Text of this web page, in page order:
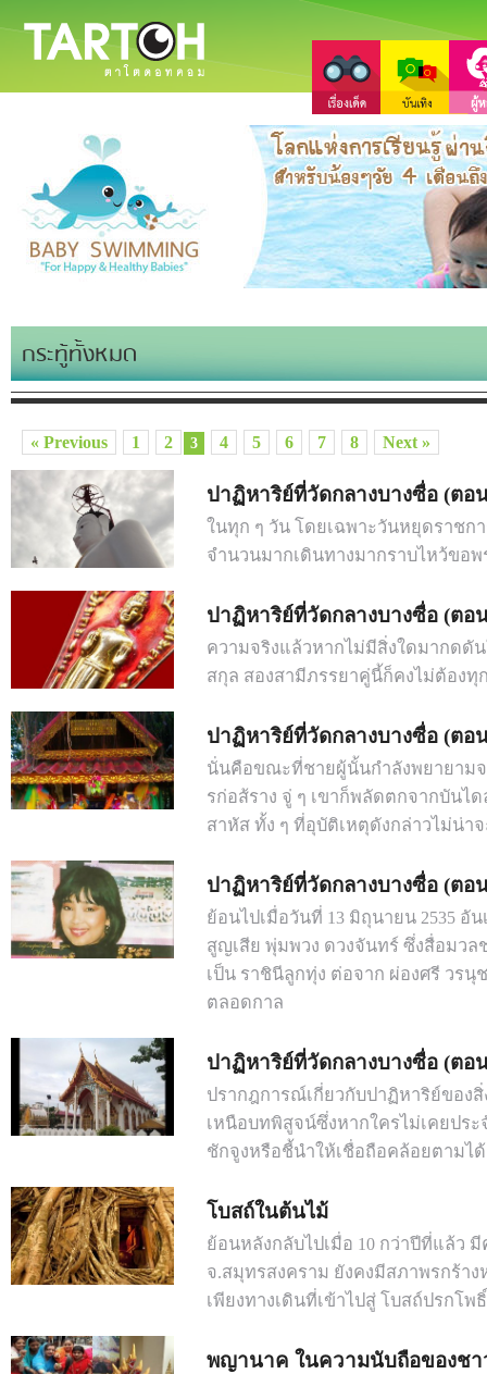
กระทู้ทั้งหมด
« Previous 1 2 3 4 5 6 7 8 Next »
ปาฏิหาริย์ที่วัดกลางบางซื่อ (ตอ
ในทุก ๆ วัน โดยเฉพาะวันหยุดราชก
จำนวนมากเดินทางมากราบไหว้ขอ
ปาฏิหาริย์ที่วัดกลางบางซื่อ (ตอ
ความจริงแล้วหากไม่มีสิ่งใดมากดดั
สกุล สองสามีภรรยาคู่นี้ก็คงไม่ต้องทุ
ปาฏิหาริย์ที่วัดกลางบางซื่อ (ตอ
นั่นคือขณะที่ชายผู้นั้นกำลังพยายาม
รก่อส้ราง จู่ ๆ เขาก็พลัดตกจากบันไ
สาหัส ทั้ง ๆ ที่อุบัติเหตุดังกล่าวไม่น่า
ปาฏิหาริย์ที่วัดกลางบางซื่อ (ตอ
ย้อนไปเมื่อวันที่ 13 มิถุนายน 2535 อั
สูญเสีย พุ่มพวง ดวงจันทร์ ซึ่งสื่อมว
เป็น ราชินีลูกทุ่ง ต่อจาก ผ่องศรี วรนุ
ตลอดกาล
ปาฏิหาริย์ที่วัดกลางบางซื่อ (ตอ
ปรากฎการณ์เกี่ยวกับปาฏิหาริย์ของสิ่
เหนือบทพิสูจน์ซึ่งหากใครไม่เคยปร
ชักจูงหรือชี้นำให้เชื่อถือคล้อยตามได้
โบสถ์ในต้นไม้
ย้อนหลังกลับไปเมื่อ 10 กว่าปีที่แล้ว
จ.สมุทรสงคราม ยังคงมีสภาพรกร้า
เพียงทางเดินที่เข้าไปสู่ โบสถ์ปรกโพธิ์
พญานาค ในความนับถือของชา